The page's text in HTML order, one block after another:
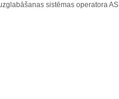
sistēmas operatora AS